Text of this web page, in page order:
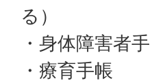
る）
・身体障害者
・療育手帳